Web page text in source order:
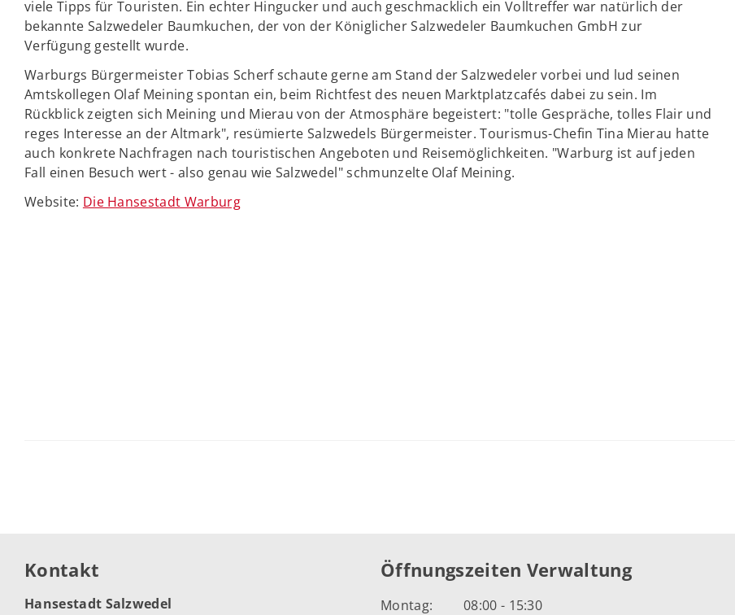
viele Tipps für Touristen. Ein echter Hingucker und auch geschmacklich ein Volltreffer war natürlich der
bekannte Salzwedeler Baumkuchen, der von der Königlicher Salzwedeler Baumkuchen GmbH zur
Verfügung gestellt wurde.
Warburgs Bürgermeister Tobias Scherf schaute gerne am Stand der Salzwedeler vorbei und lud seinen
Amtskollegen Olaf Meining spontan ein, beim Richtfest des neuen Marktplatzcafés dabei zu sein. Im
Rückblick zeigten sich Meining und Mierau von der Atmosphäre begeistert: "tolle Gespräche, tolles Flair und
reges Interesse an der Altmark", resümierte Salzwedels Bürgermeister. Tourismus-Chefin Tina Mierau hatte
auch konkrete Nachfragen nach touristischen Angeboten und Reisemöglichkeiten. "Warburg ist auf jeden
Fall einen Besuch wert - also genau wie Salzwedel" schmunzelte Olaf Meining.
Website: Die Hansestadt Warburg
Kontakt
Hansestadt Salzwedel
Öffnungszeiten Verwaltung
Montag: 08:00 - 15:30